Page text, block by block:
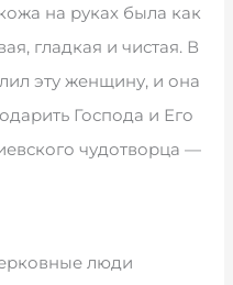
на руках была как
гладкая и чистая. В
эту женщину, и она
Господа и Его
чудотворца —
люди